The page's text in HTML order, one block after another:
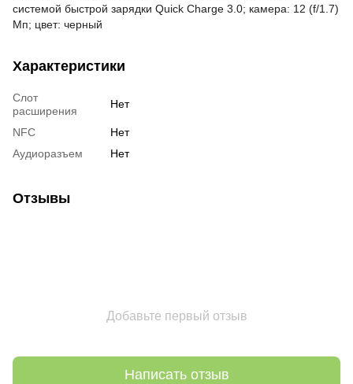
системой быстрой зарядки Quick Charge 3.0; камера: 12 (f/1.7)
Мп; цвет: черный
Характеристики
Слот
расширения
Нет
NFC
Нет
Аудиоразъем
Нет
Отзывы
Добавьте первый отзыв
Написать отзыв